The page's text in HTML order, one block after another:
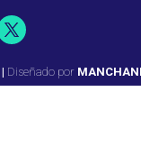
| Diseñado por